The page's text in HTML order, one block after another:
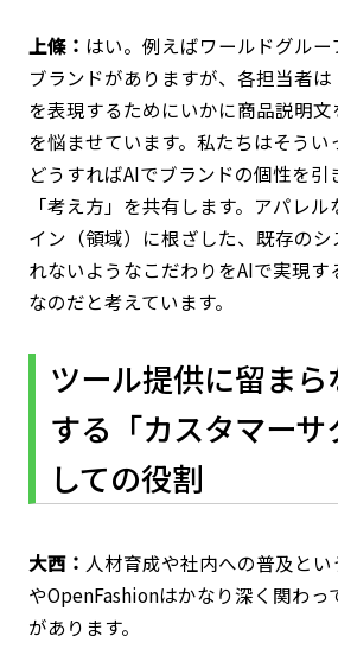
上條： はい。例えばワールドグル
ブランドがありますが、各担当者は
を表現するためにいかに商品説明
を悩ませています。私たちはそうい
どうすればAIでブランドの個性を引
「考え方」を共有します。アパレ
イン（領域）に根ざした、既存の
れないようなこだわりをAIで実現す
なのだと考えています。
ツール提供に留ま
する「カスタマーサ
しての役割
大西： 人材育成や社内への普及と
やOpenFashionはかなり深く関わっ
があります。